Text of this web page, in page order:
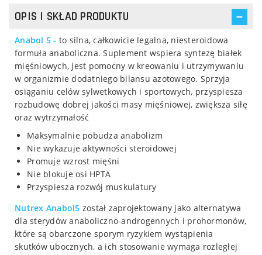
OPIS I SKŁAD PRODUKTU
Anabol 5 - to silna, całkowicie legalna, niesteroidowa
formuła anaboliczna. Suplement wspiera syntezę białek
mięśniowych, jest pomocny w kreowaniu i utrzymywaniu
w organizmie dodatniego bilansu azotowego. Sprzyja
osiąganiu celów sylwetkowych i sportowych, przyspiesza
rozbudowę dobrej jakości masy mięśniowej, zwiększa siłę
oraz wytrzymałość
Maksymalnie pobudza anabolizm
Nie wykazuje aktywności steroidowej
Promuje wzrost mięśni
Nie blokuje osi HPTA
Przyspiesza rozwój muskulatury
Nutrex Anabol5 został zaprojektowany jako alternatywa
dla sterydów anaboliczno-androgennych i prohormonów,
które są obarczone sporym ryzykiem wystąpienia
skutków ubocznych, a ich stosowanie wymaga rozległej